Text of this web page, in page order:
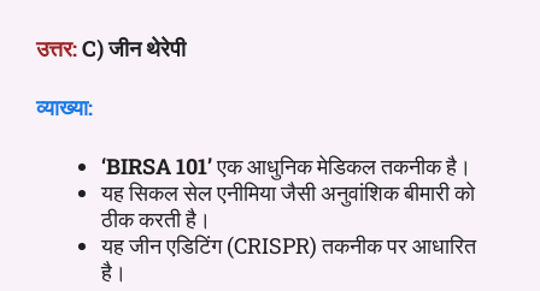
उत्तर:C) जीन थेरेपी
व्याख्या:
‘BIRSA 101’एक आधुनिक मेडिकल तकनीक है।
यह सिकल सेल एनीमिया जैसी अनुवांशिक बीमारी को
ठीक करती है।
यह जीन एडिटिंग (CRISPR) तकनीक पर आधारित
है।